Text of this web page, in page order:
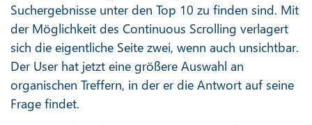
Suchergebnisse unter den Top 10 zu finden sind. Mit
der Möglichkeit des Continuous Scrolling verlagert
sich die eigentliche Seite zwei, wenn auch unsichtbar.
Der User hat jetzt eine größere Auswahl an
organischen Treffern, in der er die Antwort auf seine
Frage findet.